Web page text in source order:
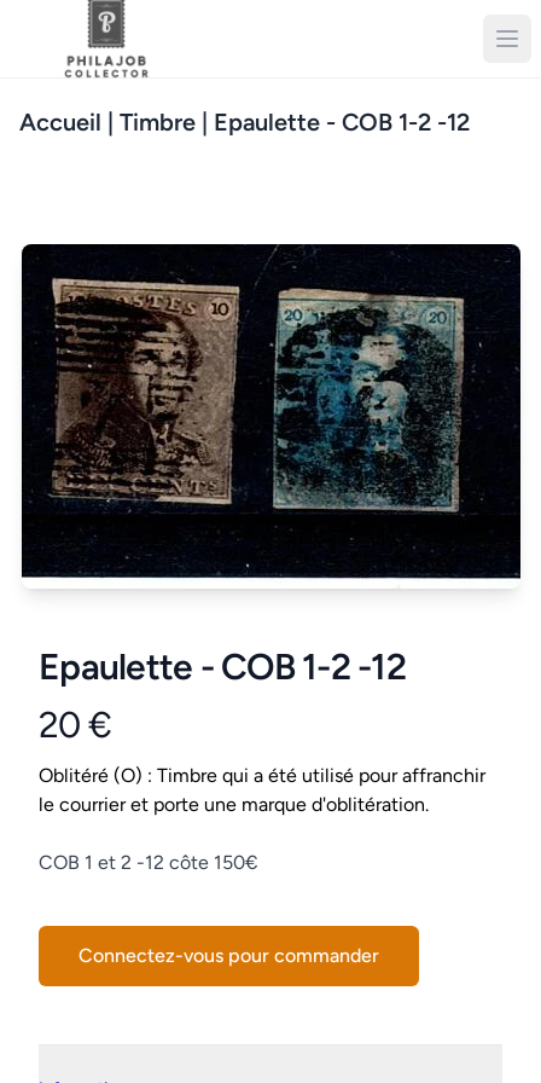
Accueil | Timbre | Epaulette - COB 1-2 -12
Epaulette - COB 1-2 -12
Product information
20 €
Conditions
Oblitéré (O) : Timbre qui a été utilisé pour affranchir
le courrier et porte une marque d'oblitération.
Description
COB 1 et 2 -12 côte 150€
Connectez-vous pour commander